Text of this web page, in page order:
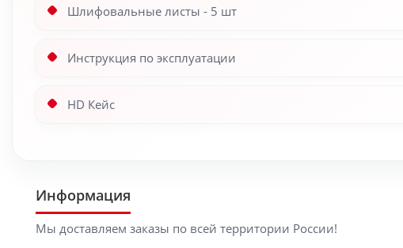
Шлифовальные листы - 5 шт
Инструкция по эксплуатации
HD Кейс
Информация
Мы доставляем заказы по всей территории России!